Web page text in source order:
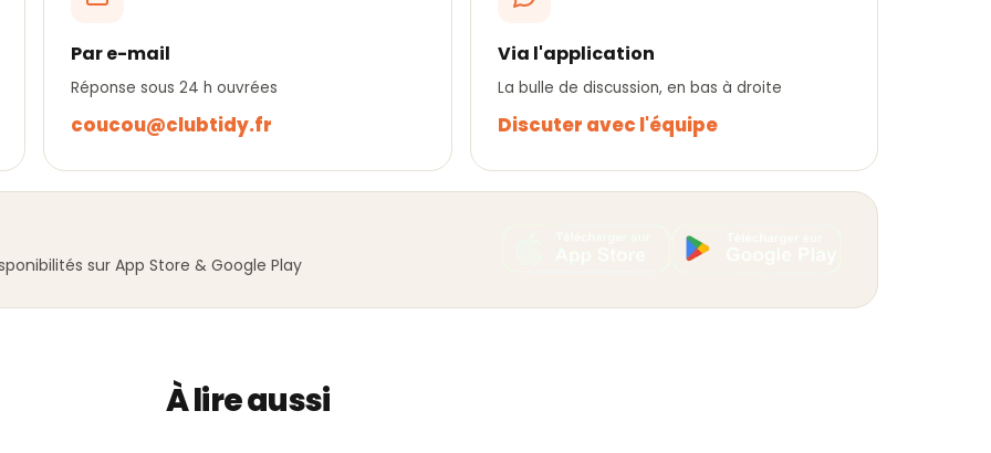
Par e-mail
Réponse sous 24 h ouvrées
coucou@clubtidy.fr
Via l'application
La bulle de discussion, en bas à droite
Discuter avec l'équipe
sur App Store & Google Play
À lire aussi